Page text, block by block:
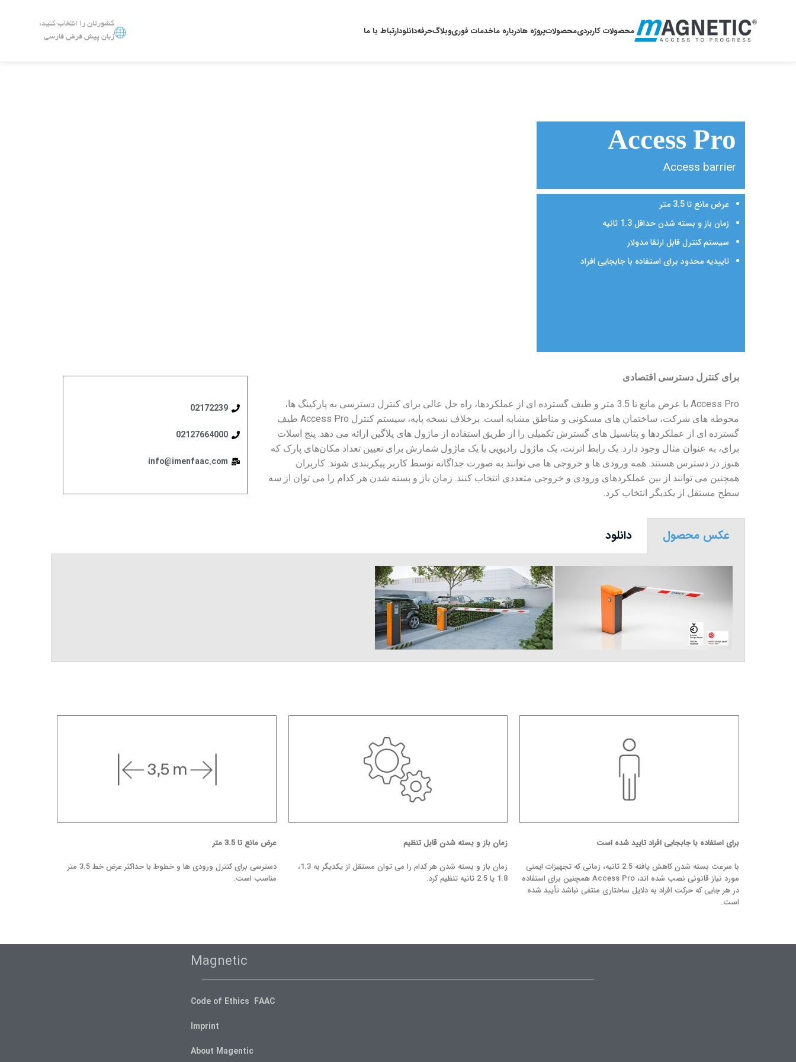
محصولات کاربردیمحصولاتپروژه هادرباره ماخدمات فوریوبلاگحرفهدانلودارتباط با ما
کشورتان را انتخاب کنید:
زبان پیش فرض فارسی
Access Pro
Access barrier
عرض مانع تا 3.5 متر
زمان باز و بسته شدن حداقل 1.3 ثانیه
سیستم کنترل قابل ارتقا مدولار
تاییدیه محدود برای استفاده با جابجایی افراد
برای کنترل دسترسی اقتصادی
Access Pro با عرض مانع تا 3.5 متر و طیف گسترده ای از عملکردها، راه حل عالی برای کنترل دسترسی به پارکینگ ها،
محوطه های شرکت، ساختمان های مسکونی و مناطق مشابه است. برخلاف نسخه پایه، سیستم کنترل Access Pro طیف
گسترده ای از عملکردها و پتانسیل های گسترش تکمیلی را از طریق استفاده از ماژول های پلاگین ارائه می دهد. پنج اسلات
برای، به عنوان مثال وجود دارد. یک رابط اترنت، یک ماژول رادیویی یا یک ماژول شمارش برای تعیین تعداد مکان‌های پارک که
هنوز در دسترس هستند. همه ورودی ها و خروجی ها می توانند به صورت جداگانه توسط کاربر پیکربندی شوند. کاربران
همچنین می توانند از بین عملکردهای ورودی و خروجی متعددی انتخاب کنند. زمان باز و بسته شدن هر کدام را می توان از سه
سطح مستقل از یکدیگر انتخاب کرد.
02172239
02127664000
info@imenfaac.com
عکس محصول دانلود
برای استفاده با جابجایی افراد تایید شده است
با سرعت بسته شدن کاهش یافته 2.5 ثانیه، زمانی که تجهیزات ایمنی
مورد نیاز قانونی نصب شده اند، Access Pro همچنین برای استفاده
در هر جایی که حرکت افراد به دلایل ساختاری منتفی نباشد تأیید شده
است.
زمان باز و بسته شدن قابل تنظیم
زمان باز و بسته شدن هر کدام را می توان مستقل از یکدیگر به 1.3،
1.8 یا 2.5 ثانیه تنظیم کرد.
عرض مانع تا 3.5 متر
دسترسی برای کنترل ورودی ها و خطوط با حداکثر عرض خط 3.5 متر
مناسب است.
Magnetic
Code of Ethics FAAC
Imprint
About Magentic